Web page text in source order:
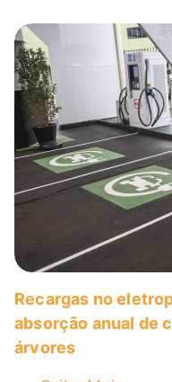
Recargas no
absorção anual de
árvores